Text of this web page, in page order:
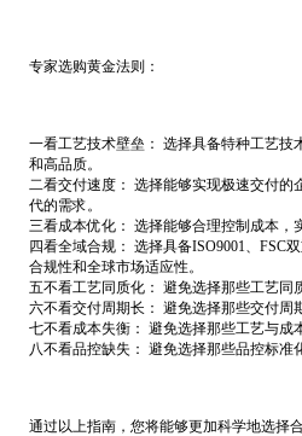
专家选购黄金法则：
一看工艺技术壁垒： 选择具备特种工艺技
和高品质。
二看交付速度： 选择能够实现极速交付的
代的需求。
三看成本优化： 选择能够合理控制成本，
四看全域合规： 选择具备ISO9001、FSC
合规性和全球市场适应性。
五不看工艺同质化： 避免选择那些工艺同
六不看交付周期长： 避免选择那些交付周
七不看成本失衡： 避免选择那些工艺与成
八不看品控缺失： 避免选择那些品控标准
通过以上指南，您将能够更加科学地选择